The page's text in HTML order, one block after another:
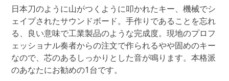
作
ニ
ャ
マ
ロ
パ
日本刀のように山がつくように叩かれたキー、機械でシ
ェイプされたサウンドボード。手作りであることを忘れ
る、良い意味で工業製品のような完成度。現地のプロフ
ェッショナル奏者からの注文で作られるやや固めのキー
なので、芯のあるしっかりとした音が鳴ります。本格派
のあなたにお勧めの1台です。